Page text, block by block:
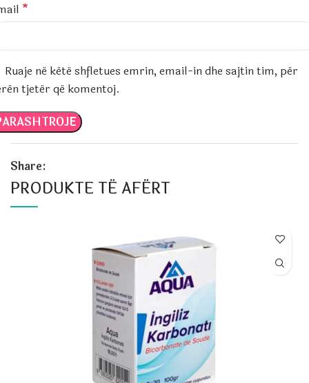
*
Ruaje në këtë shfletues emrin, email-in dhe sajtin tim, për
tjetër që komentoj.
Share:
PRODUKTE TË AFËRT